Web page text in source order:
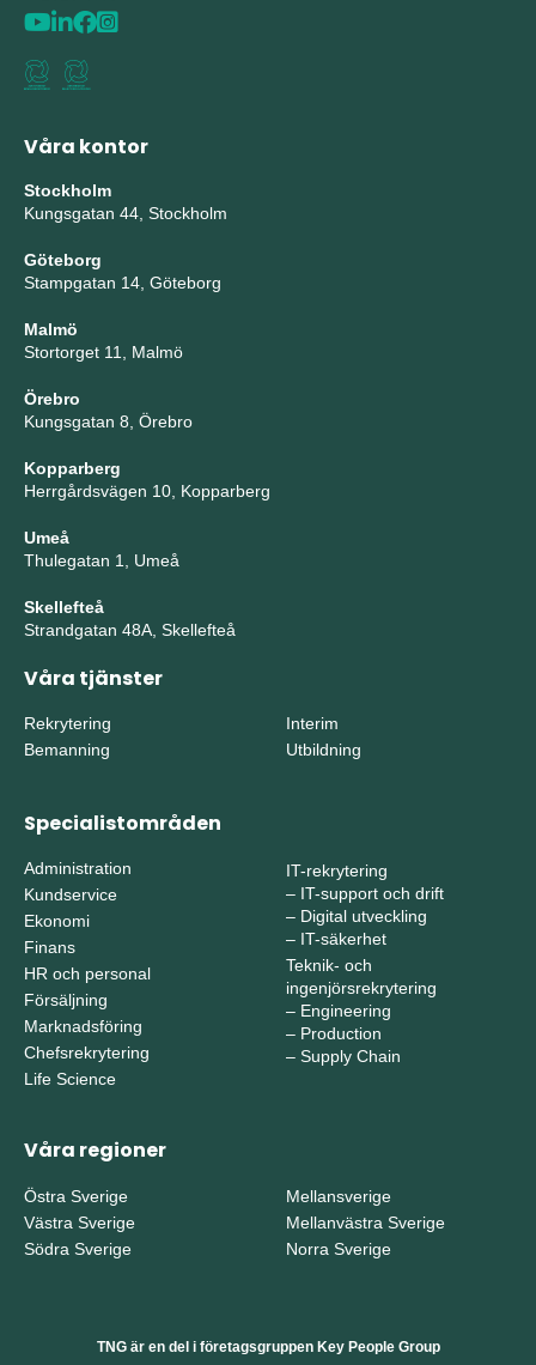
Våra kontor
Stockholm
Kungsgatan 44, Stockholm
Göteborg
Stampgatan 14, Göteborg
Malmö
Stortorget 11, Malmö
Örebro
Kungsgatan 8, Örebro
Kopparberg
Herrgårdsvägen 10, Kopparberg
Umeå
Thulegatan 1, Umeå
Skellefteå
Strandgatan 48A, Skellefteå
Våra tjänster
Rekrytering
Bemanning
Interim
Utbildning
Specialistområden
Administration
Kundservice
Ekonomi
Finans
HR och personal
Försäljning
Marknadsföring
Chefsrekrytering
Life Science
IT-rekrytering
– IT-support och drift
– Digital utveckling
– IT-säkerhet
Teknik- och
ingenjörsrekrytering
– Engineering
– Production
– Supply Chain
Våra regioner
Östra Sverige
Västra Sverige
Södra Sverige
Mellansverige
Mellanvästra Sverige
Norra Sverige
TNG är en del i företagsgruppen Key People Group